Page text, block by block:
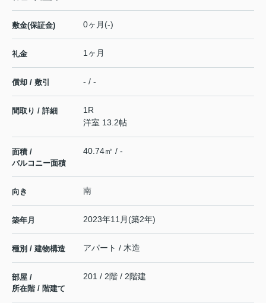
敷金(保証金) 0ヶ月(-)
礼金 1ヶ月
償却 / 敷引 - / -
間取り / 詳細
1R
洋室 13.2帖
面積 /
バルコニー面積
40.74㎡ / -
向き 南
築年月 2023年11月(築2年)
種別 / 建物構造 アパート / 木造
部屋 /
所在階 / 階建て
201 / 2階 / 2階建